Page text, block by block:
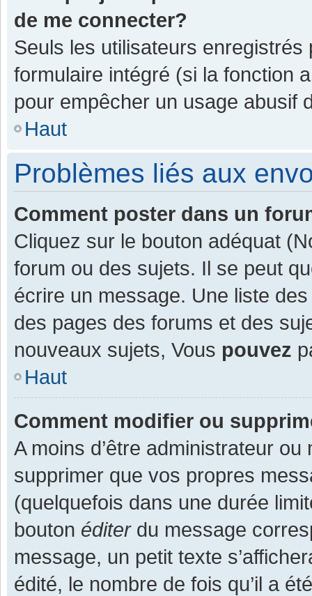
de me connecter?
Seuls les utilisateurs enregistrés
formulaire intégré (si la fonction
pour empêcher un usage abusif
Haut
Problèmes liés aux
Comment poster dans un
Cliquez sur le bouton adéquat
forum ou des sujets. Il se peut
écrire un message. Une liste
des pages des forums et des
nouveaux sujets, Vous pouvez
Haut
Comment modifier ou
A moins d’être administrateur
supprimer que vos propres
(quelquefois dans une durée
bouton éditerdu message
message, un petit texte
édité, le nombre de fois qu’il a